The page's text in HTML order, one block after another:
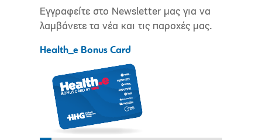
Εγγραφείτε στο Newsletter μας για να
λαμβάνετε τα νέα και τις παροχές μας.
Health_e Bonus Card